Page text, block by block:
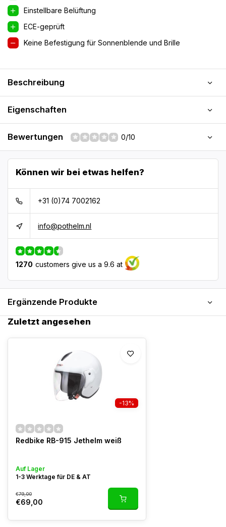
Einstellbare Belüftung
ECE-geprüft
Keine Befestigung für Sonnenblende und Brille
Beschreibung
Eigenschaften
Bewertungen 0/10
Können wir bei etwas helfen?
+31 (0)74 7002162
info@pothelm.nl
1270 customers give us a 9.6 at
Ergänzende Produkte
Zuletzt angesehen
-13%
Redbike RB-915 Jethelm weiß
Auf Lager
1-3 Werktage für DE & AT
€79,00
€69,00